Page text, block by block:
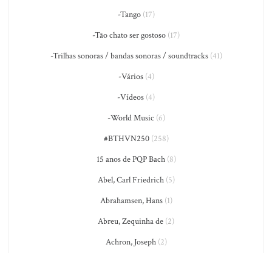
-Tango(17)
-Tão chato ser gostoso (17)
-Trilhas sonoras / bandas sonoras / soundtracks(41)
-Vários(4)
-Vídeos (4)
-World Music (6)
#BTHVN250(258)
15 anos de PQP Bach(8)
Abel, Carl Friedrich(5)
Abrahamsen, Hans(1)
Abreu, Zequinha de (2)
Achron, Joseph(2)